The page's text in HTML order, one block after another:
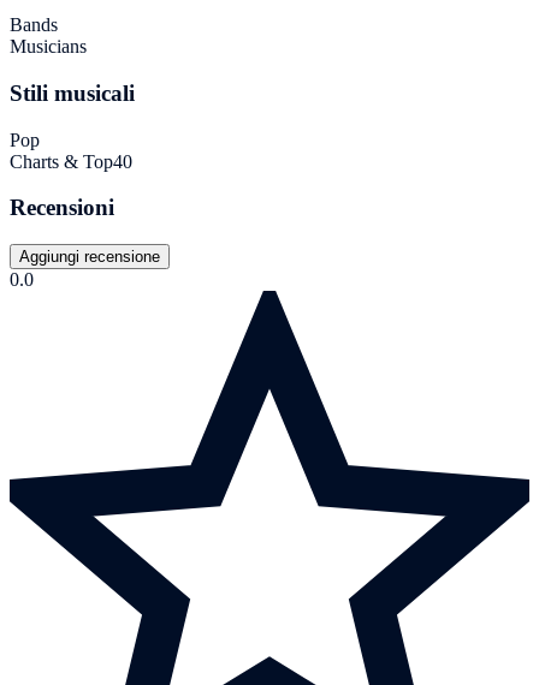
Bands
Musicians
Stili musicali
Pop
Charts & Top40
Recensioni
Aggiungi recensione
0.0